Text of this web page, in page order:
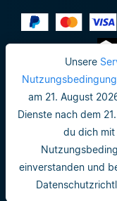
Unsere
am 21. August
Dienste nach dem
du dich
einverstanden und
Do not